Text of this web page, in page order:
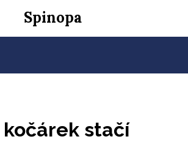
Spinopa
stačí